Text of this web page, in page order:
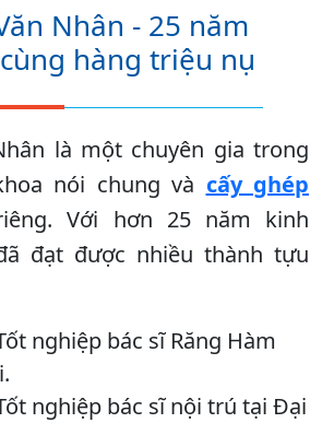
Nhân - 25 năm
hàng triệu nụ
là một chuyên gia trong
nói chung và cấy ghép
Với hơn 25 năm kinh
đạt được nhiều thành tựu
nghiệp bác sĩ Răng Hàm
nghiệp bác sĩ nội trú tại Đại